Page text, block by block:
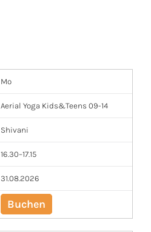
Mo
Aerial Yoga Kids&Teens 09-14
Shivani
16.30–17.15
31.08.2026
Buchen